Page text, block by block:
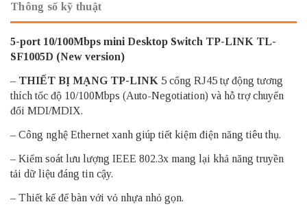
Thông số kỹ thuật
5-port 10/100Mbps mini Desktop Switch TP-LINK TL-
SF1005D (New version)
– THIẾT BỊ MẠNG TP-LINK 5 cổng RJ45 tự động tương
thích tốc độ 10/100Mbps (Auto-Negotiation) và hỗ trợ chuyển
đổi MDI/MDIX.
– Công nghệ Ethernet xanh giúp tiết kiệm điện năng tiêu thụ.
– Kiểm soát lưu lượng IEEE 802.3x mang lại khả năng truyền
tải dữ liệu đáng tin cậy.
– Thiết kế để bàn với vỏ nhựa nhỏ gọn.